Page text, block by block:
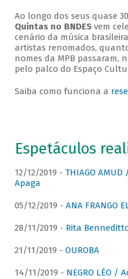
Ao longo dos seus quase
Quintas no BNDESvem
cenário da música
artistas renomados,
nomes da MPB passaram,
pelo palco do Espaço
Saiba como funciona a
Espetáculos
12/12/2019 - THIAGO
Apaga
05/12/2019 - ANA FRANGO
28/11/2019 - Rita
21/11/2019 - OUROBA
14/11/2019 - NEGRO LÉO /